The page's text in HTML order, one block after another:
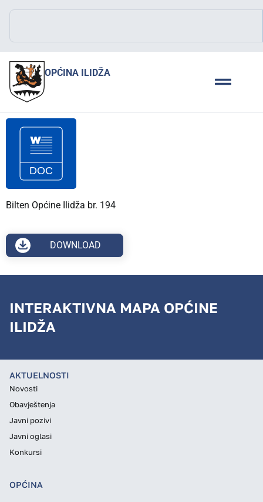
OPĆINA ILIDŽA
Bilten Općine Ilidža br. 194
DOWNLOAD
INTERAKTIVNA MAPA OPĆINE
ILIDŽA
AKTUELNOSTI
Novosti
Obavještenja
Javni pozivi
Javni oglasi
Konkursi
OPĆINA